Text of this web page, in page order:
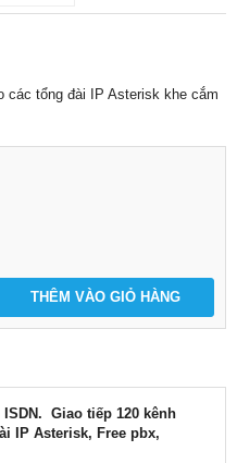
các tổng đài IP Asterisk khe cắm
THÊM VÀO GIỎ HÀNG
Giao tiếp 120 kênh
IP Asterisk, Free pbx,